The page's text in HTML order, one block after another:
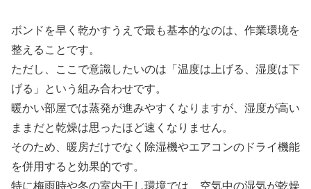
ボンドを早く乾かすうえで最も基本的なのは、作業環境を
整えることです。
ただし、ここで意識したいのは「温度は上げる、湿度は下
げる」という組み合わせです。
暖かい部屋では蒸発が進みやすくなりますが、湿度が高い
ままだと乾燥は思ったほど速くなりません。
そのため、暖房だけでなく除湿機やエアコンのドライ機能
を併用すると効果的です。
特に梅雨時や冬の室内干し環境では、空気中の湿気が乾燥